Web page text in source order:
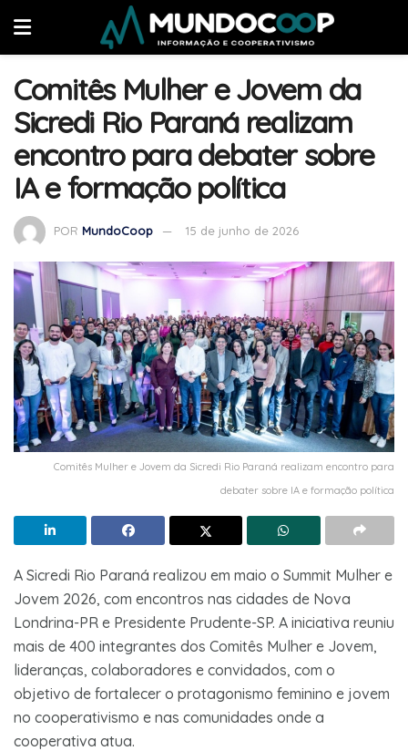
Comitês Mulher e Jovem da
Sicredi Rio Paraná realizam
encontro para debater sobre
IA e formação política
POR MundoCoop 15 de junho de 2026
Comitês Mulher e Jovem da Sicredi Rio Paraná realizam encontro para
debater sobre IA e formação política
A Sicredi Rio Paraná realizou em maio o Summit Mulher e
Jovem 2026, com encontros nas cidades de Nova
Londrina-PR e Presidente Prudente-SP. A iniciativa reuniu
mais de 400 integrantes dos Comitês Mulher e Jovem,
lideranças, colaboradores e convidados, com o
objetivo de fortalecer o protagonismo feminino e jovem
no cooperativismo e nas comunidades onde a
cooperativa atua.